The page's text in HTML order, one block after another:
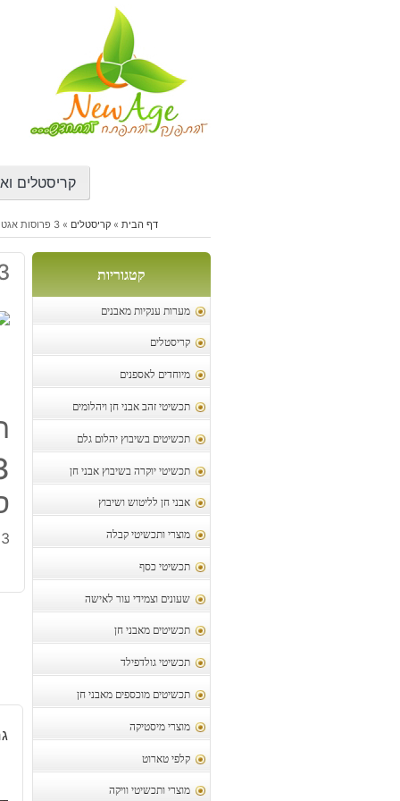
קריסטלים
דף הבית »קריסטלים »3 פרוסות אגט כחול מידה: כ 6*3 ס"מ
קטגוריות
מערות ענקיות מאבנים
קריסטלים
מיוחדים לאספנים
תכשיטי זהב אבני חן ויהלומים
תכשיטים בשיבוץ יהלום גלם
תכשיטי יוקרה בשיבוץ אבני חן
אבני חן לליטוש ושיבוץ
מוצרי ותכשיטי קבלה
תכשיטי כסף
שעונים וצמידי עור לאישה
תכשיטים מאבני חן
תכשיטי גולדפילד
תכשיטים מוכספים מאבני חן
מוצרי מיסטיקה
קלפי טארוט
מוצרי ותכשיטי וויקה
3 פרוסות אגט
3 פרוסות אגט כחול מידה: כ 6*3 ס"מ